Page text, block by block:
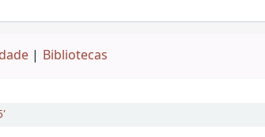
Bibliotecas